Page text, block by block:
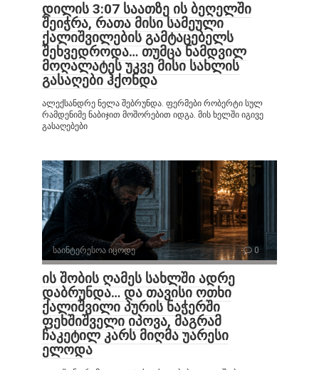
დილის 3:07 საათზე ის ბეღელში
შეიჭრა, რათა მისი სამეული
ქალიშვილების გამტაცებელს
შეხვედროდა… თუმცა ნამდვილ
მოღალატეს უკვე მისი სახლის
გასაღები ჰქონდა
ალექსანდრე ნელა შებრუნდა. ფერმები რობერტი სულ
რამდენიმე ნაბიჯით მოშორებით იდგა. მის ხელში იგივე
გასაღებები
საინტერესოა იცოდე 0
ის შობის ღამეს სახლში ადრე
დაბრუნდა… და თავისი ოთხი
ქალიშვილი პურის ნაჭერში
ფეხშიშველი იპოვა, მაგრამ
ჩაკეტილ კარს მიღმა უარესი
ელოდა